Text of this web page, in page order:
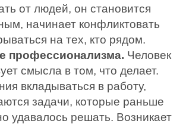
от людей, он становится
начинает конфликтовать
на тех, кто рядом.
профессионализма. Человек
смысла в том, что делает.
вкладываться в работу,
задачи, которые раньше
удавалось решать. Возникает